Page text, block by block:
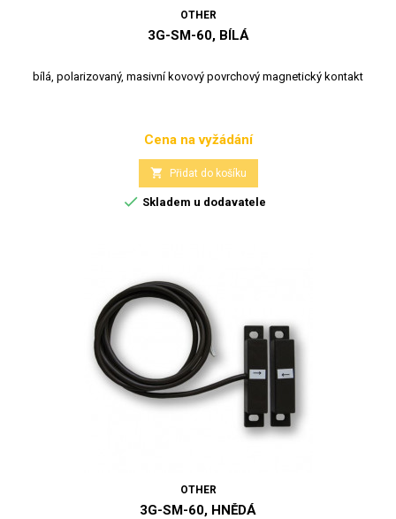
OTHER
3G-SM-60, BÍLÁ
bílá, polarizovaný, masivní kovový povrchový magnetický kontakt
Cena
Cena na vyžádání
 Přidat do košíku
 Skladem u dodavatele
OTHER
3G-SM-60, HNĚDÁ